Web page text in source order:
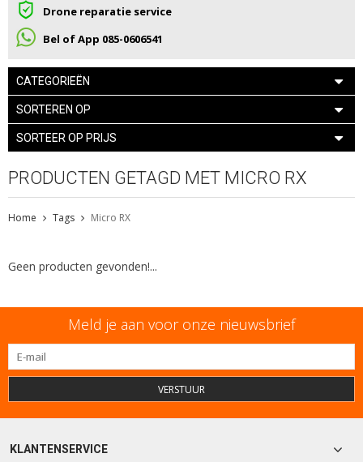
Drone reparatie service
Bel of App 085-0606541
CATEGORIEËN
SORTEREN OP
SORTEER OP PRIJS
PRODUCTEN GETAGD MET MICRO RX
Home Tags Micro RX
Geen producten gevonden!...
Meld je aan voor onze nieuwsbrief
VERSTUUR
KLANTENSERVICE